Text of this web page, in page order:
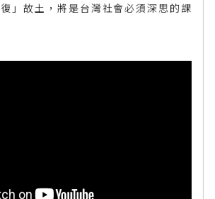
」故土，將是台灣社會必須深思的課